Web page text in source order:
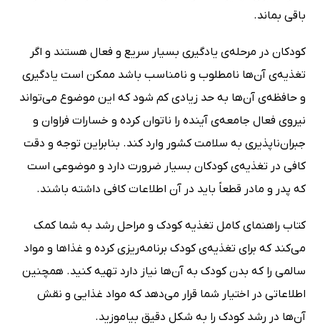
باقی بماند.
کودکان در مرحله‌ی یادگیری بسیار سریع و فعال هستند و اگر
تغذیه‌ی آن‌ها نامطلوب و نامناسب باشد ممکن است یادگیری
و حافظه‌ی آن‌ها به حد زیادی کم شود که این موضوع می‌تواند
نیروی فعال جامعه‌ی آینده را ناتوان کرده و خسارات فراوان و
جبران‌ناپذیری به سلامت کشور وارد کند. بنابراین توجه و دقت
کافی در تغذیه‌ی کودکان بسیار ضرورت دارد و موضوعی است
که پدر و مادر قطعاً باید در آن اطلاعات کافی داشته باشند.
کتاب راهنمای کامل تغذیه کودک و مراحل رشد به شما کمک
می‌کند که برای تغذیه‌ی کودک برنامه‌ریزی کرده و غذاها و مواد
سالمی را که بدن کودک به آن‌ها نیاز دارد تهیه کنید. همچنین
اطلاعاتی در اختیار شما قرار می‌دهد که مواد غذایی و نقش
آن‌ها در رشد کودک را به شکل دقیق بیاموزید.